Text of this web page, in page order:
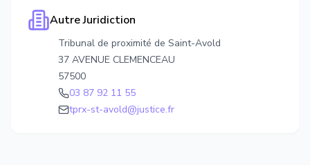
Autre Juridiction
Tribunal de proximité de Saint-Avold
37 AVENUE CLEMENCEAU
57500
03 87 92 11 55
tprx-st-avold@justice.fr